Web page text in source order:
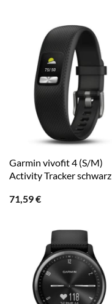
Garmin vivofit 4 (S/M)
Activity Tracker schwarz
71,59€